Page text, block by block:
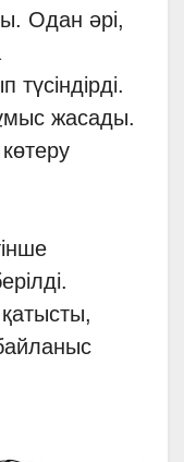
Одан әрі,
түсіндірді.
жасады.